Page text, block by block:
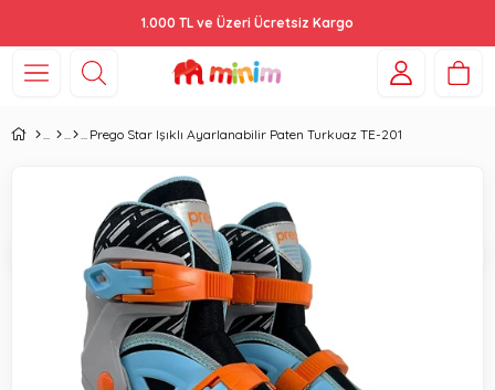
1.000 TL ve Üzeri Ücretsiz Kargo
Prego Star Işıklı Ayarlanabilir Paten Turkuaz TE-201